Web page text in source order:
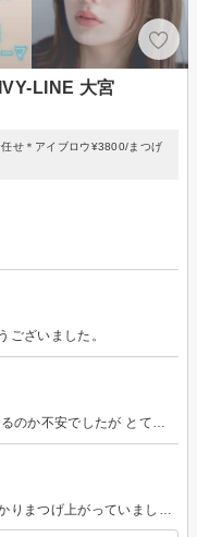
LINE 大宮
せ＊アイブロウ¥3800/まつげ
ございました。